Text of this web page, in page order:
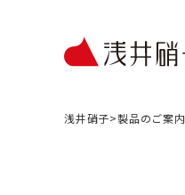
浅井硝子>製品のご案内